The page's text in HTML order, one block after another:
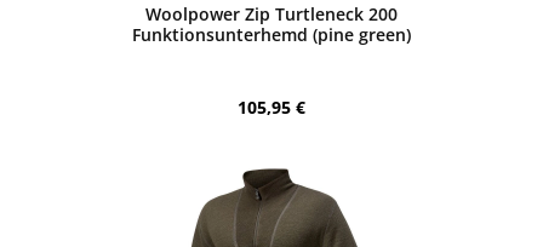
Woolpower Zip Turtleneck 200
Funktionsunterhemd (pine green)
Regulärer Preis:
105,95 €